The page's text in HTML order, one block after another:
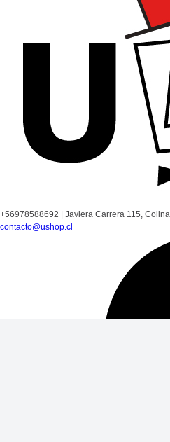
+56978588692 | Javiera Carrera 115, Colina
contacto@ushop.cl